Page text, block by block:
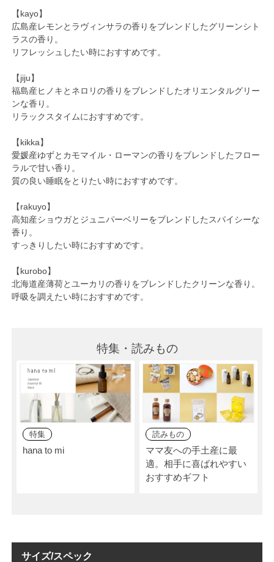
【kayo】
広島産レモンとラヴィンサラの香りをブレンドしたグリーンシト
ラスの香り。
リフレッシュしたい時におすすめです。
【jiju】
福島産ヒノキとネロリの香りをブレンドしたオリエンタルグリー
ンな香り。
リラックスタイムにおすすめです。
【kikka】
愛媛産ゆずとカモマイル・ローマンの香りをブレンドしたフロー
ラルで甘い香り。
質の良い睡眠をとりたい時におすすめです。
【rakuyo】
高知産ショウガとジュニパーベリーをブレンドしたスパイシーな
香り。
すっきりしたい時におすすめです。
【kurobo】
北海道産薄荷とユーカリの香りをブレンドしたクリーンな香り。
呼吸を調えたい時におすすめです。
特集・読みもの
特集
hana to mi
読みもの
ママ友への手土産に最
適。相手に喜ばれやすい
おすすめギフト
サイズ/スペック